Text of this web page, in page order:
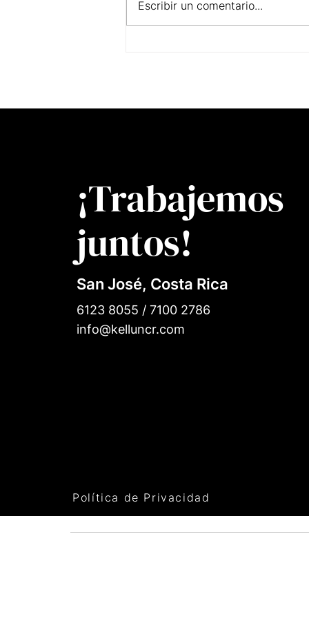
Escribir un comentario...
¡Trabajemos
juntos!
San José, Costa Rica
6123 8055 / 7100 2786
info@kelluncr.com
Política de Privacidad